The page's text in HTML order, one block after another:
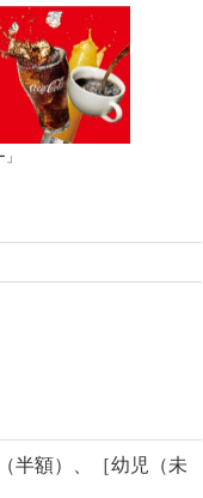
半額）、［幼児（未